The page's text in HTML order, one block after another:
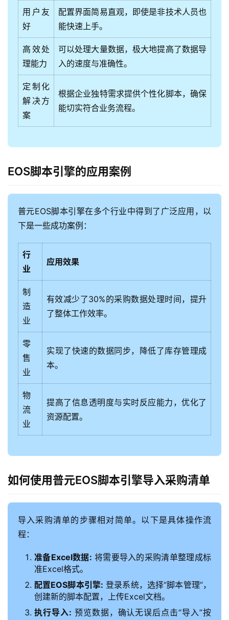
最
新
产
用户友
好
配置界面简易直观，即使是非技术人员也
能快速上手。
高效处
理能力
可以处理大量数据，极大地提高了数据导
入的速度与准确性。
定制化
解决方
案
根据企业独特需求提供个性化脚本，确保
能切实符合业务流程。
EOS脚本引擎的应用案例
普元EOS脚本引擎在多个行业中得到了广泛应用，以
下是一些成功案例：
行
业
应用效果
制
造
业
有效减少了30%的采购数据处理时间，提升
了整体工作效率。
零
售
业
实现了快速的数据同步，降低了库存管理成
本。
物
流
业
提高了信息透明度与实时反应能力，优化了
资源配置。
如何使用普元EOS脚本引擎导入采购清单
导入采购清单的步骤相对简单。以下是具体操作流
程：
准备Excel数据: 将需要导入的采购清单整理成标
准Excel格式。
配置EOS脚本引擎: 登录系统，选择“脚本管理”，
创建新的脚本配置，上传Excel文档。
执行导入: 预览数据，确认无误后点击“导入”按